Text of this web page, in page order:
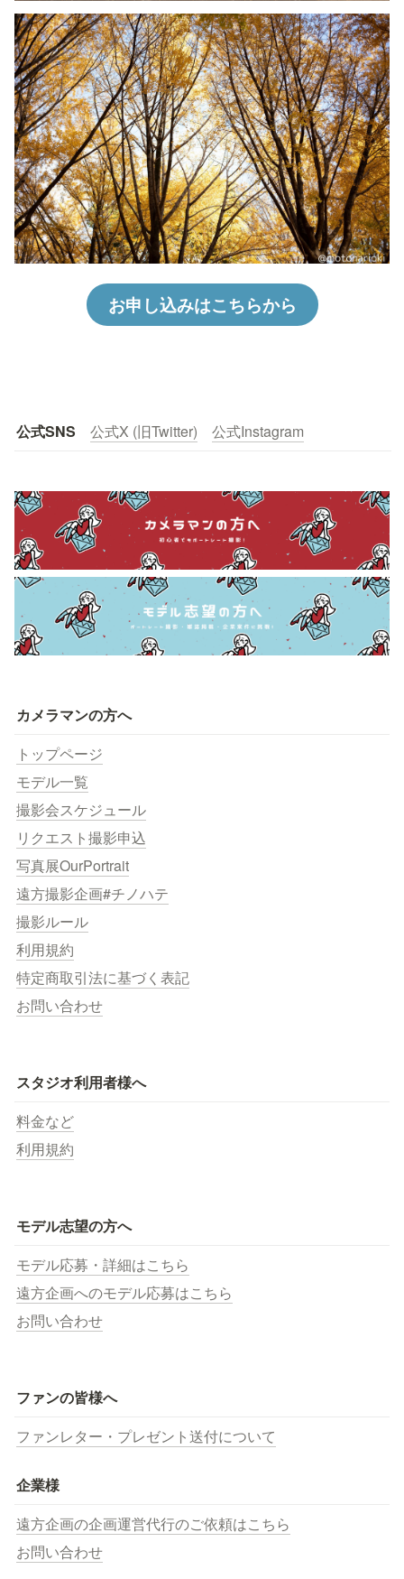
お申し込みはこちらから
公式SNS 公式X (旧Twitter) 公式Instagram
カメラマンの方へ
トップページ
モデル一覧
撮影会スケジュール
リクエスト撮影申込
写真展OurPortrait
遠方撮影企画#チノハテ
撮影ルール
利用規約
特定商取引法に基づく表記
お問い合わせ
スタジオ利用者様へ
料金など
利用規約
モデル志望の方へ
モデル応募・詳細はこちら
遠方企画へのモデル応募はこちら
お問い合わせ
ファンの皆様へ
ファンレター・プレゼント送付について
企業様
遠方企画の企画運営代行のご依頼はこちら
お問い合わせ